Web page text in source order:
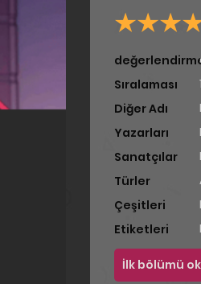
Sıralaması
Diğer Adı
Yazarları
Sanatçılar
Türler
Çeşitleri
Etiketleri
İlk bölümü